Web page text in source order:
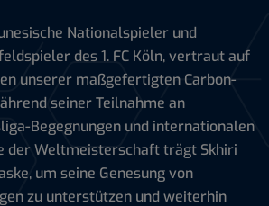
Nationalspieler und
des 1. FC Köln, vertraut auf
unserer maßgefertigten Carbon-
seiner Teilnahme an
Begegnungen und internationalen
der Weltmeisterschaft trägt Skhiri
um seine Genesung von
zu unterstützen und weiterhin